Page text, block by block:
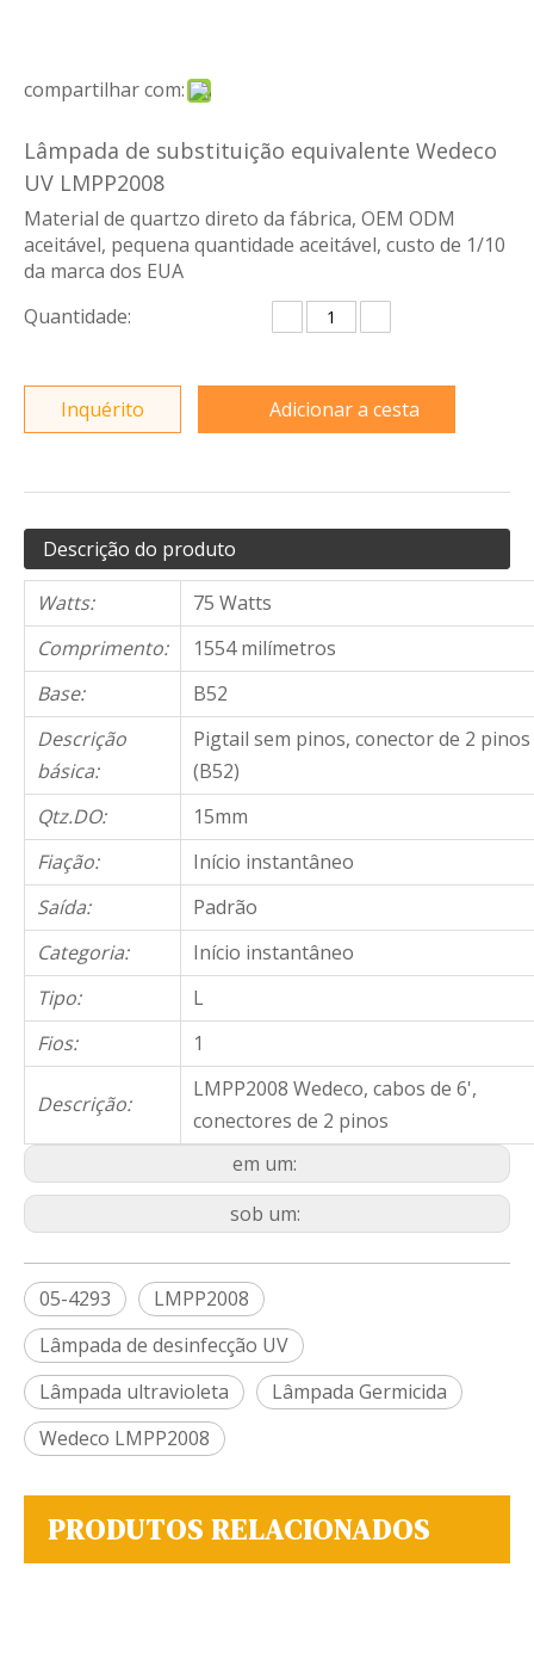
compartilhar com:
Lâmpada de substituição equivalente Wedeco
UV LMPP2008
Material de quartzo direto da fábrica, OEM ODM
aceitável, pequena quantidade aceitável, custo de 1/10
da marca dos EUA
Quantidade:
Inquérito Adicionar a cesta
Descrição do produto
Watts:
75 Watts
Comprimento:
1554 milímetros
Base:
B52
Descrição
básica:
Pigtail sem pinos, conector de 2 pinos
(B52)
Qtz.DO:
15mm
Fiação:
Início instantâneo
Saída:
Padrão
Categoria:
Início instantâneo
Tipo:
L
Fios:
1
Descrição:
LMPP2008 Wedeco, cabos de 6',
conectores de 2 pinos
em um:
sob um:
05-4293
LMPP2008
Lâmpada de desinfecção UV
Lâmpada ultravioleta
Lâmpada Germicida
Wedeco LMPP2008
PRODUTOS RELACIONADOS